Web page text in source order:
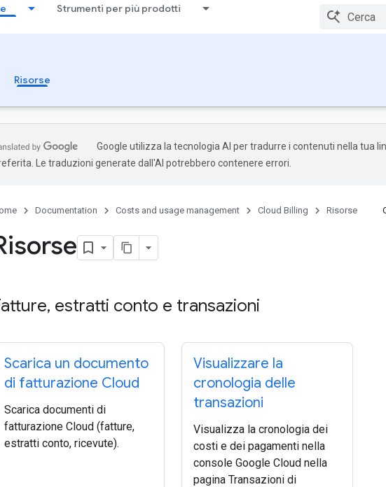
Strumenti per più prodotti
Risorse
Google utilizza la tecnologia AI per tradurre i contenuti nella tua
Le traduzioni generate dall'AI potrebbero contenere errori.
Documentation Costs and usage management Cloud Billing Risorse
, estratti conto e transazioni
Scarica un documento
di fatturazione Cloud
Scarica documenti di
fatturazione Cloud (fatture,
estratti conto, ricevute).
Visualizzare la
cronologia delle
transazioni
Visualizza la cronologia dei
costi e dei pagamenti nella
console Google Cloud nella
pagina Transazioni di